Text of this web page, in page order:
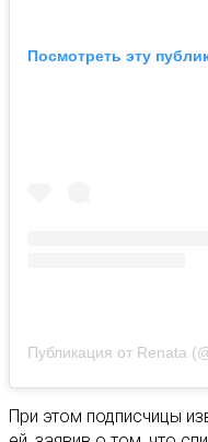
Посмотреть эту
Публикация от Renata
При этом подписчицы